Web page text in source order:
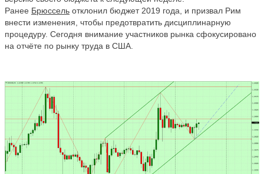
Ранее Брюссель отклонил бюджет 2019 года, и призвал Рим
внести изменения, чтобы предотвратить дисциплинарную
процедуру. Сегодня внимание участников рынка сфокусировано
на отчёте по рынку труда в США.